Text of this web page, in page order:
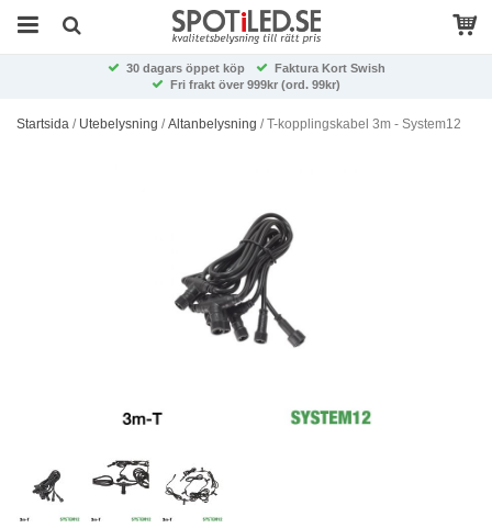
30 dagars öppet köp
Faktura Kort Swish
Fri frakt över 999kr (ord. 99kr)
Startsida / Utebelysning /Altanbelysning /T-kopplingskabel 3m - System12